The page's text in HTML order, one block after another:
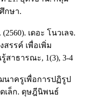
กษา.
เดอะ โนวเลจ.
รรค์ เพื่อเพิ่ม
าธารณะ, 1(3), 3-4
นาครูเพื่อการปฏิรูป
เล็ก. ดุษฎีนิพนธ์